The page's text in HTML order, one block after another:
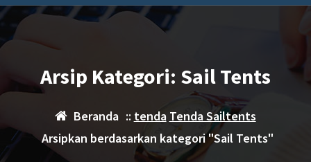
Arsip Kategori: Sail Tents
Beranda :: tenda Tenda Sailtents
Arsipkan berdasarkan kategori "Sail Tents"